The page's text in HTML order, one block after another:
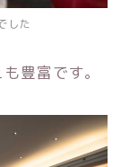
した
豊富です。